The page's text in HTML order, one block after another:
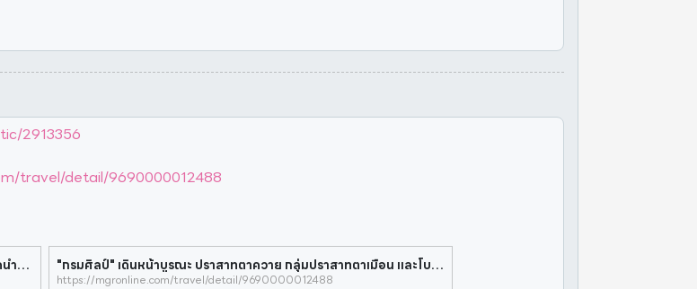
2913356
travel/detail/9690000012488
“บิ๊กเล็ก” รับ ต้องควบคุมอุปกรณ์ก่อสร้างชายแดนไทย-กัมพูชา สกัดนำไปซ่อมตึกสแกมเมอร์ "กรมศิลป์" เดินหน้าบูรณะ ปราสาทตาควาย กลุ่มปราสาทตาเมือน และโบราณสถานตามแนวชายแดนไทย – กัมพูชา
https://mgronline.com/travel/detail/9690000012488